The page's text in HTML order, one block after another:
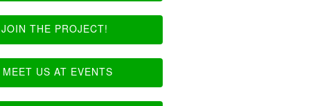
JOIN THE PROJECT!
MEET US AT EVENTS